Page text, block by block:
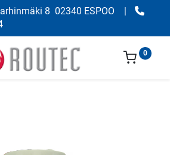
8 02340 ESPOO
|
0